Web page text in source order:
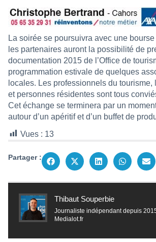
La soirée se poursuivra avec une bourse
les partenaires auront la possibilité de
documentation 2015 de l’Office de
programmation estivale de quelques
locales. Les professionnels du tourisme,
et personnes résidentes sont tous
Cet échange se terminera par un
autour d’un apéritif et d’un buffet de
Vues : 13
Partager :
Thibaut Souperbie
Journaliste indépendant depuis
Medialot.fr